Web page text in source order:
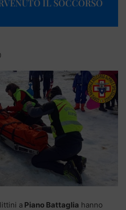
IL SOCCORSO
a Piano Battaglia hanno